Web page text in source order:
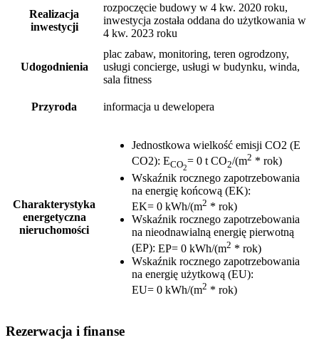
Realizacja
inwestycji
rozpoczęcie budowy w 4 kw. 2020 roku,
inwestycja została oddana do użytkowania w
4 kw. 2023 roku
Udogodnienia
plac zabaw, monitoring, teren ogrodzony,
usługi concierge, usługi w budynku, winda,
sala fitness
Przyroda informacja u dewelopera
Charakterystyka
energetyczna
nieruchomości
Jednostkowa wielkość emisji CO2 (E
CO2): ECO2
= 0 t CO2/(m2 * rok)
Wskaźnik rocznego zapotrzebowania
na energię końcową (EK):
EK= 0 kWh/(m2 * rok)
Wskaźnik rocznego zapotrzebowania
na nieodnawialną energię pierwotną
(EP): EP= 0 kWh/(m2 * rok)
Wskaźnik rocznego zapotrzebowania
na energię użytkową (EU):
EU= 0 kWh/(m2 * rok)
Rezerwacja i finanse